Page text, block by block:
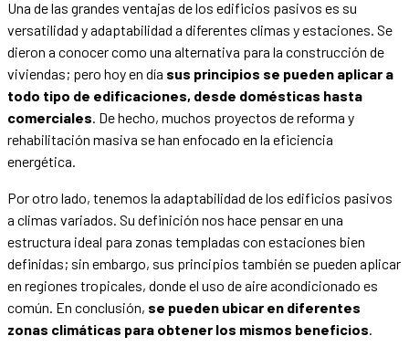
Una de las grandes ventajas de los edificios pasivos es su
versatilidad y adaptabilidad a diferentes climas y estaciones. Se
dieron a conocer como una alternativa para la construcción de
viviendas; pero hoy en día sus principios se pueden aplicar a
todo tipo de edificaciones, desde domésticas hasta
comerciales. De hecho, muchos proyectos de reforma y
rehabilitación masiva se han enfocado en la eficiencia
energética.
Por otro lado, tenemos la adaptabilidad de los edificios pasivos
a climas variados. Su definición nos hace pensar en una
estructura ideal para zonas templadas con estaciones bien
definidas; sin embargo, sus principios también se pueden aplicar
en regiones tropicales, donde el uso de aire acondicionado es
común. En conclusión, se pueden ubicar en diferentes
zonas climáticas para obtener los mismos beneficios.